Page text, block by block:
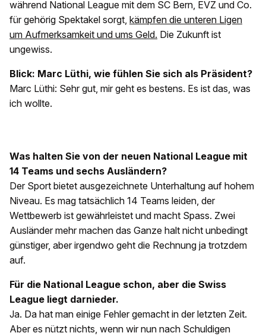
während National League mit dem SC Bern, EVZ und Co.
für gehörig Spektakel sorgt, kämpfen die unteren Ligen
um Aufmerksamkeit und ums Geld. Die Zukunft ist
ungewiss.
Blick: Marc Lüthi, wie fühlen Sie sich als Präsident?
Marc Lüthi: Sehr gut, mir geht es bestens. Es ist das, was
ich wollte.
Was halten Sie von der neuen National League mit
14 Teams und sechs Ausländern?
Der Sport bietet ausgezeichnete Unterhaltung auf hohem
Niveau. Es mag tatsächlich 14 Teams leiden, der
Wettbewerb ist gewährleistet und macht Spass. Zwei
Ausländer mehr machen das Ganze halt nicht unbedingt
günstiger, aber irgendwo geht die Rechnung ja trotzdem
auf.
Für die National League schon, aber die Swiss
League liegt darnieder.
Ja. Da hat man einige Fehler gemacht in der letzten Zeit.
Aber es nützt nichts, wenn wir nun nach Schuldigen